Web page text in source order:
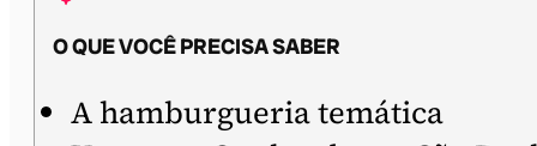
O QUE VOCÊ PRECISA SABER
A hamburgueria temática